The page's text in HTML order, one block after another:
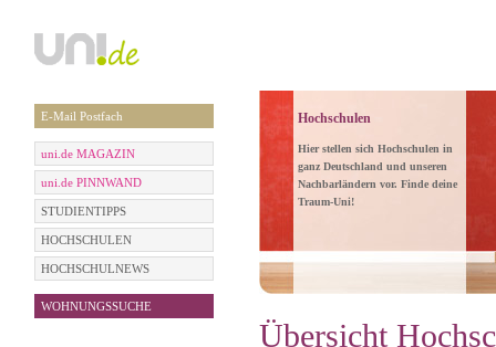
E-Mail Postfach
uni.de MAGAZIN
uni.de PINNWAND
STUDIENTIPPS
HOCHSCHULEN
HOCHSCHULNEWS
WOHNUNGSSUCHE
Hochschulen
Hier stellen sich Hochschulen in
ganz Deutschland und unseren
Nachbarländern vor. Finde deine
Traum-Uni!
Übersicht